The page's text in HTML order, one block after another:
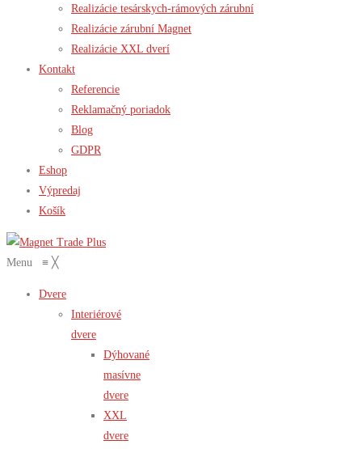
Realizácie tesárskych-rámových zárubní
Realizácie zárubní Magnet
Realizácie XXL dverí
Kontakt
Referencie
Reklamačný poriadok
Blog
GDPR
Eshop
Výpredaj
Košík
Menu ≡ ╳
Dvere
Interiérové
dvere
Dýhované
masívne
dvere
XXL
dvere